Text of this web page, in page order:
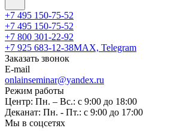
+7 495 150-75-52
+7 495 150-75-52
+7 800 301-22-92
+7 925 683-12-38MAX, Telegram
Заказать звонок
E-mail
onlainseminar@yandex.ru
Режим работы
Центр: Пн. – Вс.: с 9:00 до 18:00
Деканат: Пн. - Пт.: с 9:00 до 17:00
Мы в соцсетях